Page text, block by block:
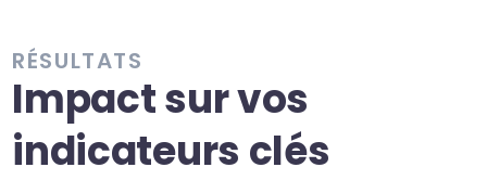
RÉSULTATS
Impact sur vos
indicateurs clés